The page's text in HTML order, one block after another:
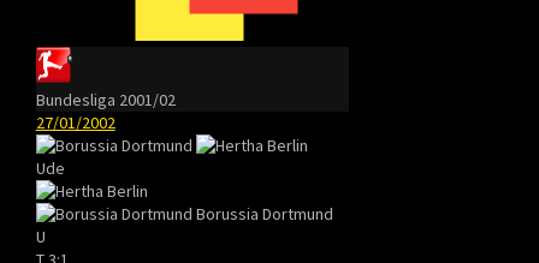
Bundesliga 2001/02
27/01/2002
Ude
Borussia Dortmund
U